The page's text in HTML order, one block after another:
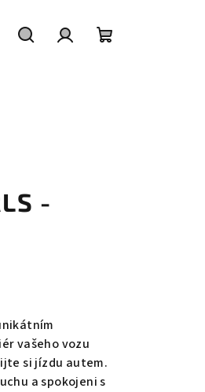
-
vašeho vozu
si jízdu autem.
a spokojeni s